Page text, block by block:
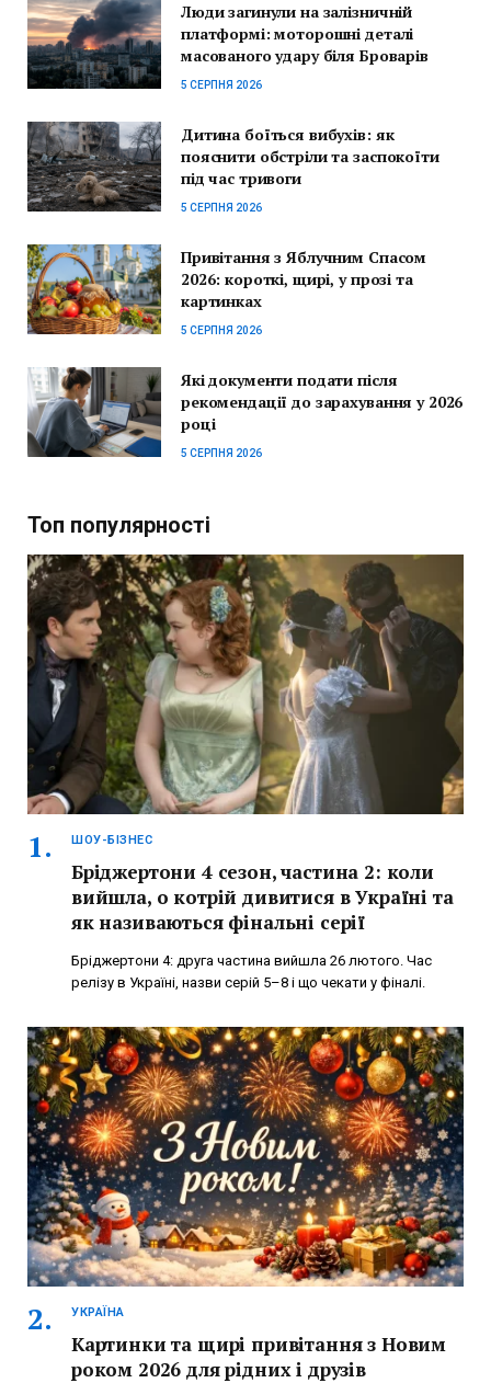
Люди загинули на залізничній
платформі: моторошні деталі
масованого удару біля Броварів
5 СЕРПНЯ 2026
Дитина боїться вибухів: як
пояснити обстріли та заспокоїти
під час тривоги
5 СЕРПНЯ 2026
Привітання з Яблучним Спасом
2026: короткі, щирі, у прозі та
картинках
5 СЕРПНЯ 2026
Які документи подати після
рекомендації до зарахування у 2026
році
5 СЕРПНЯ 2026
Топ популярності
ШОУ-БІЗНЕС
Бріджертони 4 сезон, частина 2: коли
вийшла, о котрій дивитися в Україні та
як називаються фінальні серії
Бріджертони 4: друга частина вийшла 26 лютого. Час
релізу в Україні, назви серій 5–8 і що чекати у фіналі.
УКРАЇНА
Картинки та щирі привітання з Новим
роком 2026 для рідних і друзів